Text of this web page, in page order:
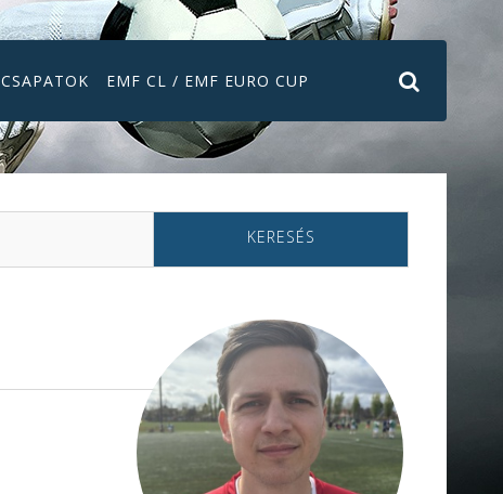
CSAPATOK EMF CL / EMF EURO CUP
KERESÉS